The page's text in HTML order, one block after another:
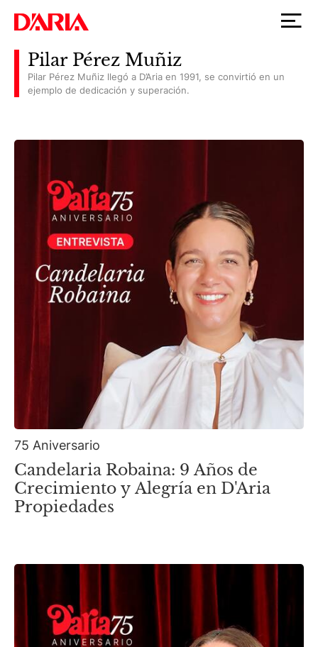
Pilar Pérez Muñiz
Pilar Pérez Muñiz llegó a D’Aria en 1991, se convirtió en un
ejemplo de dedicación y superación.
75 Aniversario
Candelaria Robaina: 9 Años de
Crecimiento y Alegría en D'Aria
Propiedades